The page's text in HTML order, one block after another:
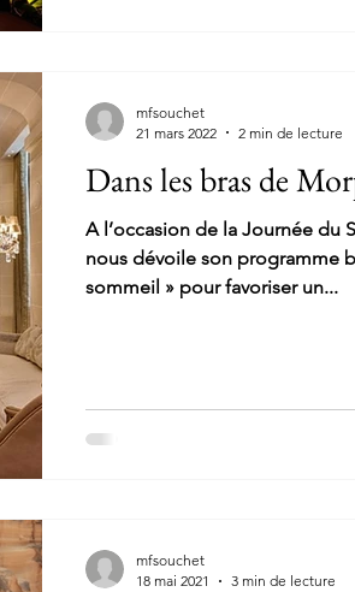
Dans les bras de
A l’occasion de la Journée du
nous dévoile son programme
sommeil » pour favoriser un...
mfsouchet
21 mars 2022
2 min de lecture
mfsouchet
18 mai 2021
3 min de lecture